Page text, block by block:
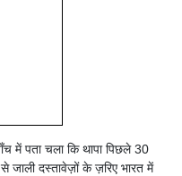
में पता चला कि थापा पिछले 30
जाली दस्तावेज़ों के ज़रिए भारत में